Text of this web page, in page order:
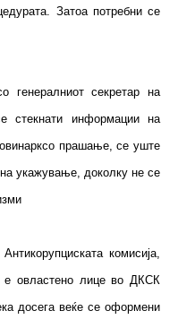
Затоа потребни се
генералниот секретар на
стекнати информации на
прашање, се уште
укажување, доколку не се
комисија,
е овластено лице во ДКСК
досега веќе се оформени